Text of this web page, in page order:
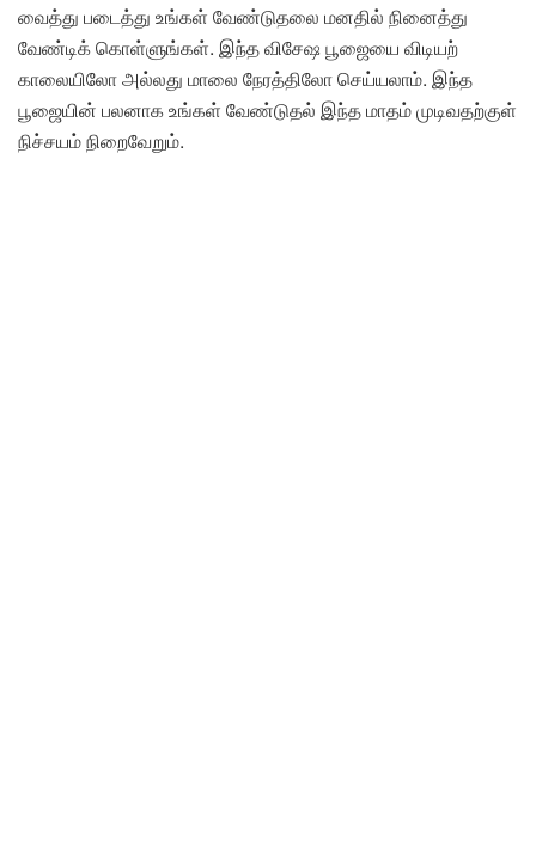
வைத்து படைத்து உங்கள் வேண்டுதலை மனதில் நினைத்து
வேண்டிக் கொள்ளுங்கள். இந்த விசேஷ பூஜையை விடியற்
காலையிலோ அல்லது மாலை நேரத்திலோ செய்யலாம். இந்த
பூஜையின் பலனாக உங்கள் வேண்டுதல் இந்த மாதம் முடிவதற்குள்
நிச்சயம் நிறைவேறும்.